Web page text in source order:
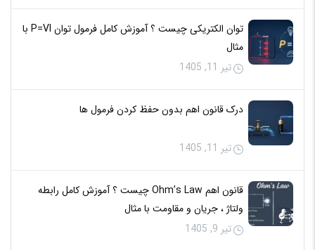
توان الکتریکی چیست ؟ آموزش کامل فرمول توان P=VI با
مثال
تیر 11, 1405
درک قانون اهم بدون حفظ کردن فرمول‌ ها
تیر 11, 1405
قانون اهم Ohm’s Law چیست ؟ آموزش کامل رابطه
ولتاژ ، جریان و مقاومت با مثال
تیر 9, 1405